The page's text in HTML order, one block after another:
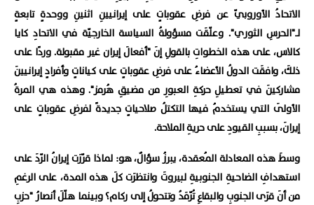
الاتحادُ الأوروبيّ عن فرضِ عقوباتٍ على إيرانيينِ اثنينِ ووحدةٍ تابعةٍ
لـ"الحرسِ الثوري". وعلّقَت مسؤولةُ السياسة الخارجيّة في الاتحادِ كايا
كالاس، على هذه الخطواتِ بالقولِ إنَ "أفعالَ إيران غير مقبولة. وردًا على
ذلكَ، وافقَت الدولُ الأعضاءُ على فرضِ عقوباتٍ على كياناتٍ وأفرادٍ إيرانيينَ
مشاركينَ في تعطيلِ حركةِ العبورِ من مضيقِ هُرمز". وهذه هي المرةُ
الأولَى التي يستخدمُ فيها التكتلُ صلاحياتٍ جديدةً لفرضِ عقوباتٍ على
إيرانَ، بسببِ القيودِ على حريةِ الملاحة.
وسطَ هذه المعادلة المُعقدة، يبرزُ سؤالٌ، هو: لماذا قرّرَت إيرانُ الرّدَ على
استهدافِ الضاحيةِ الجنوبيةِ لبيروتَ وانتظرَت كلَ هذه المدة، على الرغمِ
من أنَ قرَى الجنوبِ والبقاعِ تُرّمَدُ وتتحولُ إلى ركام؟ وبينما هلّلَ أنصارُ "حزبِ